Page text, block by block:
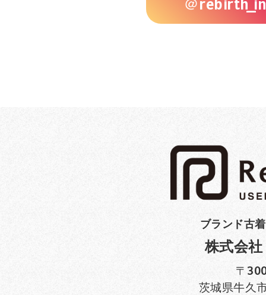
＠
ブランド古
株式会
〒
茨城県牛久